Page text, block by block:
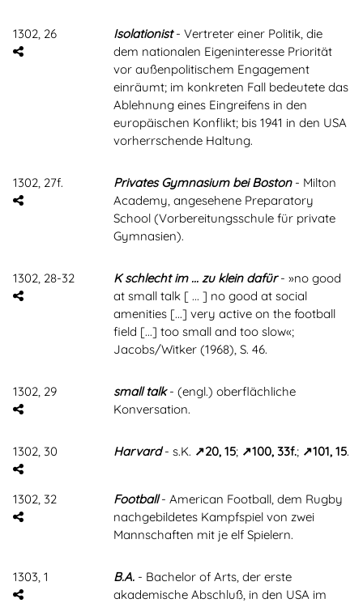
1302, 26 Isolationist- Vertreter einer Politik, die
dem nationalen Eigeninteresse Priorität
vor außenpolitischem Engagement
einräumt; im konkreten Fall bedeutete das
Ablehnung eines Eingreifens in den
europäischen Konflikt; bis 1941 in den USA
vorherrschende Haltung.
1302, 27f. Privates Gymnasium bei Boston- Milton
Academy, angesehene Preparatory
School (Vorbereitungsschule für private
Gymnasien).
1302, 28-32 K schlecht im ... zu klein dafür- »no good
at small talk [ ... ] no good at social
amenities [...] very active on the football
field [...] too small and too slow«;
Jacobs/Witker (1968), S. 46.
1302, 29 small talk- (engl.) oberflächliche
Konversation.
1302, 30 Harvard- s.K. 20, 15; 100, 33f.; 101, 15.
1302, 32 Football- American Football, dem Rugby
nachgebildetes Kampfspiel von zwei
Mannschaften mit je elf Spielern.
1303, 1 B.A. - Bachelor of Arts, der erste
akademische Abschluß, in den USA im